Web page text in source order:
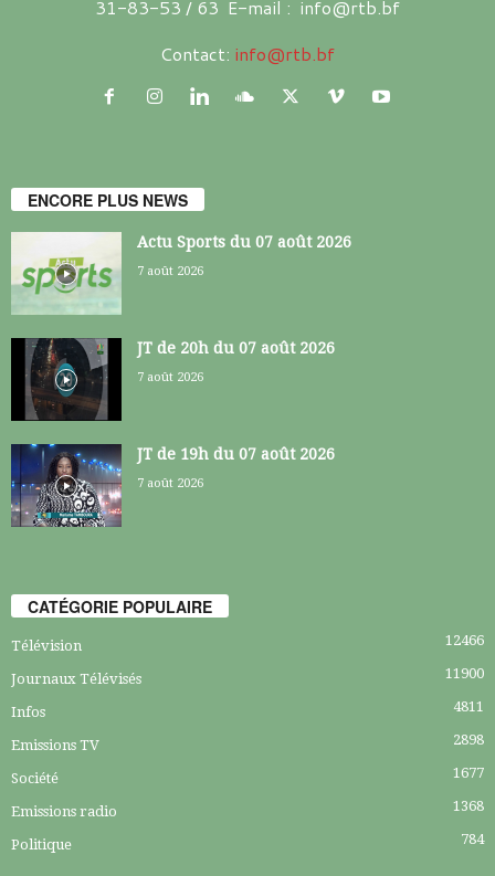
31-83-53 / 63 E-mail : info@rtb.bf
Contact: info@rtb.bf
ENCORE PLUS NEWS
Actu Sports du 07 août 2026
7 août 2026
JT de 20h du 07 août 2026
7 août 2026
JT de 19h du 07 août 2026
7 août 2026
CATÉGORIE POPULAIRE
Télévision 12466
Journaux Télévisés 11900
Infos 4811
Emissions TV 2898
Société 1677
Emissions radio 1368
Politique 784